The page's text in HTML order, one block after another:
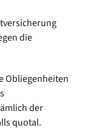
die
Obliegenheiten
der
quotal.